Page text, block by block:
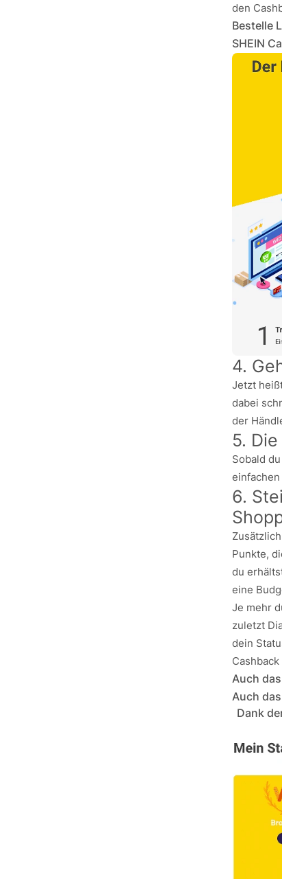
den
Bestelle
SHEIN
4.
Jetzt
dabei
der
5.
Sobald
6.
Punkte,
du
eine
Je mehr
zuletzt
dein
Auch
Auch
Dank